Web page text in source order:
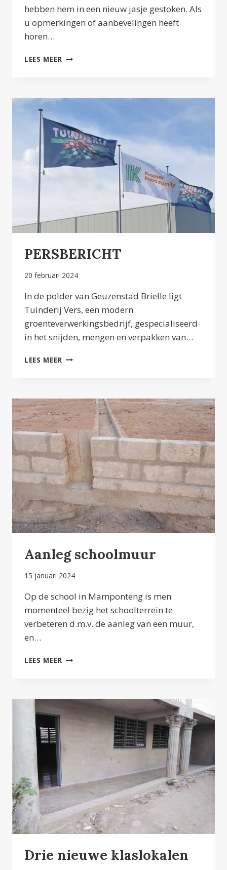
hebben hem in een nieuw jasje gestoken. Als
u opmerkingen of aanbevelingen heeft
horen…
LEES MEER WEBSITE
PERSBERICHT
20 februari 2024
In de polder van Geuzenstad Brielle ligt
Tuinderij Vers, een modern
groenteverwerkingsbedrijf, gespecialiseerd
in het snijden, mengen en verpakken van…
LEES MEER PERSBERICHT
Aanleg schoolmuur
15 januari 2024
Op de school in Mamponteng is men
momenteel bezig het schoolterrein te
verbeteren d.m.v. de aanleg van een muur,
en…
LEES MEER AANLEG
Drie nieuwe klaslokalen